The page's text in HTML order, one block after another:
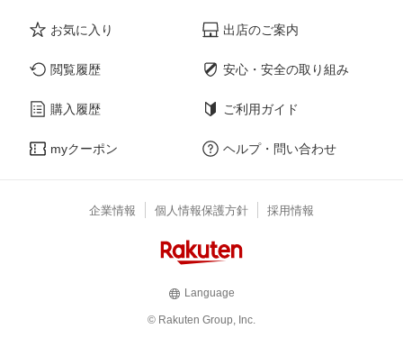
お気に入り
閲覧履歴
購入履歴
myクーポン
出店のご案内
安心・安全の取り組み
ご利用ガイド
ヘルプ・問い合わせ
企業情報 個人情報保護方針 採用情報
Language
© Rakuten Group, Inc.